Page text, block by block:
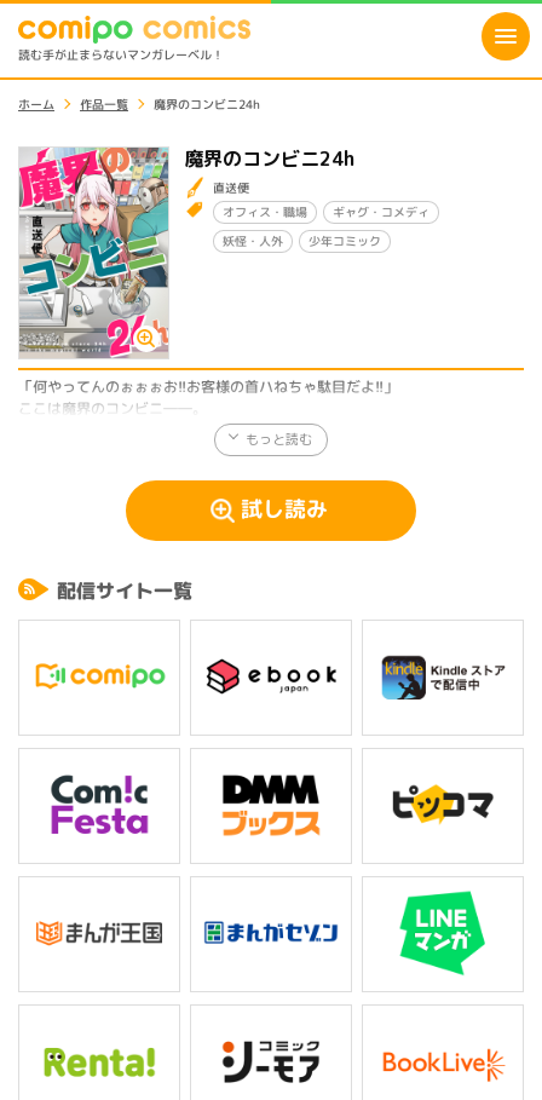
読む手が止まらないマンガレーベル！
ホーム 作品一覧 魔界のコンビニ24h
魔界のコンビニ24h
直送便
オフィス・職場 ギャグ・コメディ
妖怪・人外 少年コミック
「何やってんのぉぉぉお!!お客様の首ハねちゃ駄目だよ!!」
ここは魔界のコンビニ――。
魔族がお客様として来るこの店でもクレームは日常茶飯事。
その巨体とは裏腹に優しく真面目な店員のジェイ田は、そんな言いがかりに
次の瞬間目に入ったのは、真っ二つになったクレーマー!!?
「ほかのお客様に迷惑になるので」
同僚の角ちゃんは可愛らしく仕事もできるが、接客態度が玉にキズ。
―!?
暴言・タメ口・セクハラ、そして理不尽の嵐…。
ここ魔界でも接客業の苦労は同じ。
今日はどんなトラブルが待っている!?
個性豊かな店員たちによる魔界コンビニコメディ、今日も24時間営業中―
試し読み
配信サイト一覧